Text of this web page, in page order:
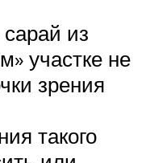
из
участке не
зрения
такого